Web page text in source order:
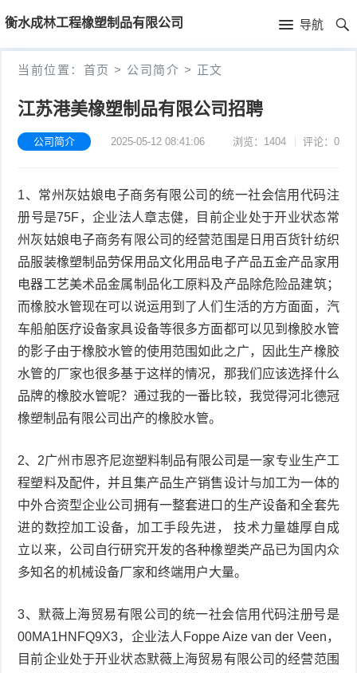
衡水成林工程橡塑制品有限公司 导航
首
页
首
当前位置： 首页 > 公司简介 > 正文
江苏港美橡塑制品有限公司招聘
公司简介 2025-05-12 08:41:06 浏览：1404 评论：0
1、常州灰姑娘电子商务有限公司的统一社会信用代码注
册号是75F，企业法人章志健，目前企业处于开业状态常
州灰姑娘电子商务有限公司的经营范围是日用百货针纺织
品服装橡塑制品劳保用品文化用品电子产品五金产品家用
电器工艺美术品金属制品化工原料及产品除危险品建筑；
而橡胶水管现在可以说运用到了人们生活的方方面面，汽
车船舶医疗设备家具设备等很多方面都可以见到橡胶水管
的影子由于橡胶水管的使用范围如此之广，因此生产橡胶
水管的厂家也很多基于这样的情况，那我们应该选择什么
品牌的橡胶水管呢？通过我的一番比较，我觉得河北德冠
橡塑制品有限公司出产的橡胶水管。
2、2广州市恩齐尼迩塑料制品有限公司是一家专业生产工
程塑料及配件，并且集产品生产销售设计与加工为一体的
中外合资型企业公司拥有一整套进口的生产设备和全套先
进的数控加工设备，加工手段先进， 技术力量雄厚自成
立以来，公司自行研究开发的各种橡塑类产品已为国内众
多知名的机械设备厂家和终端用户大量。
3、默薇上海贸易有限公司的统一社会信用代码注册号是
00MA1HNFQ9X3，企业法人Foppe Aize van der Veen，
目前企业处于开业状态默薇上海贸易有限公司的经营范围